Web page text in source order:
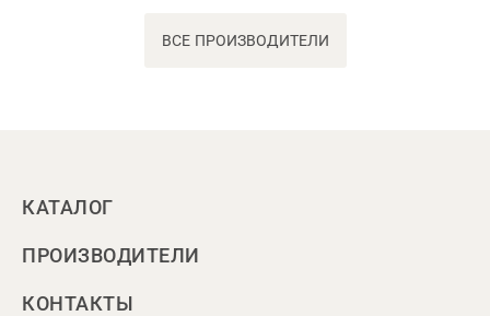
ВСЕ ПРОИЗВОДИТЕЛИ
КАТАЛОГ
ПРОИЗВОДИТЕЛИ
КОНТАКТЫ